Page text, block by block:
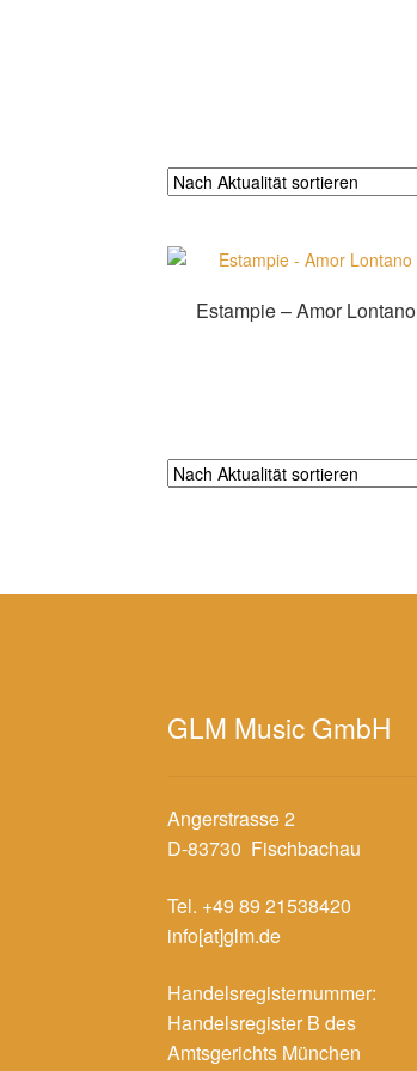
Estampie – Amor Lontano
GLM Music GmbH
Angerstrasse 2
D-83730 Fischbachau
Tel. +49 89 21538420
info[at]glm.de
Handelsregisternummer:
Handelsregister B des
Amtsgerichts München